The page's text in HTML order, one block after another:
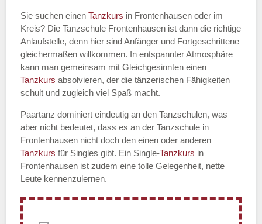
Sie suchen einen Tanzkurs in Frontenhausen oder im
Kreis? Die Tanzschule Frontenhausen ist dann die richtige
Anlaufstelle, denn hier sind Anfänger und Fortgeschrittene
gleichermaßen willkommen. In entspannter Atmosphäre
kann man gemeinsam mit Gleichgesinnten einen
Tanzkurs absolvieren, der die tänzerischen Fähigkeiten
schult und zugleich viel Spaß macht.
Paartanz dominiert eindeutig an den Tanzschulen, was
aber nicht bedeutet, dass es an der Tanzschule in
Frontenhausen nicht doch den einen oder anderen
Tanzkurs für Singles gibt. Ein Single-Tanzkurs in
Frontenhausen ist zudem eine tolle Gelegenheit, nette
Leute kennenzulernen.